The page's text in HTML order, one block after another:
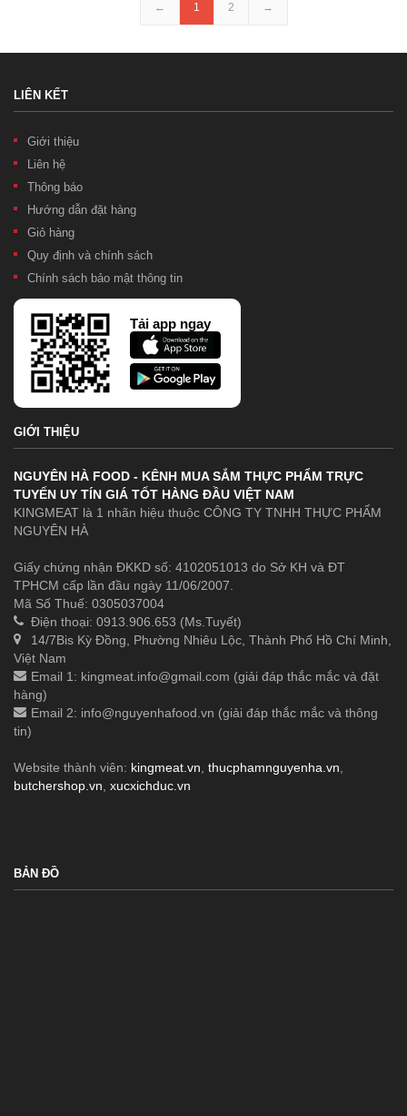
← 1 2 →
LIÊN KẾT
Giới thiệu
Liên hệ
Thông báo
Hướng dẫn đặt hàng
Giỏ hàng
Quy định và chính sách
Chính sách bảo mật thông tin
Tải app ngay
GIỚI THIỆU
NGUYÊN HÀ FOOD - KÊNH MUA SẮM THỰC PHẨM TRỰC
TUYẾN UY TÍN GIÁ TỐT HÀNG ĐẦU VIỆT NAM
KINGMEAT là 1 nhãn hiệu thuộc CÔNG TY TNHH THỰC PHẨM
NGUYÊN HÀ
Giấy chứng nhận ĐKKD số: 4102051013 do Sở KH và ĐT
TPHCM cấp lần đầu ngày 11/06/2007.
Mã Số Thuế: 0305037004
Điện thoại: 0913.906.653 (Ms.Tuyết)
14/7Bis Kỳ Đồng, Phường Nhiêu Lộc, Thành Phố Hồ Chí Minh,
Việt Nam
Email 1: kingmeat.info@gmail.com (giải đáp thắc mắc và đặt
hàng)
Email 2: info@nguyenhafood.vn (giải đáp thắc mắc và thông
tin)
Website thành viên: kingmeat.vn thucphamnguyenha.vn
butchershop.vn xucxichduc.vn
BẢN ĐỒ